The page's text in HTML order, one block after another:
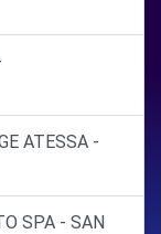
ATESSA -
SPA - SAN